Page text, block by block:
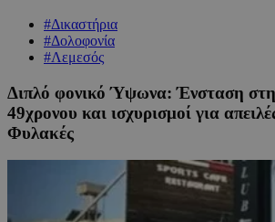
#Δικαστήρια
#Δολοφονία
#Λεμεσός
Διπλό φονικό Ύψωνα: Ένσταση
49χρονου και ισχυρισμοί για
Φυλακές